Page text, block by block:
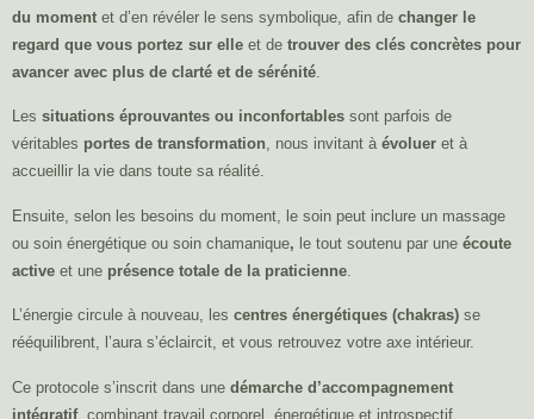
du moment et d’en révéler le sens symbolique, afin de changer le
regard que vous portez sur elle et de trouver des clés concrètes pour
avancer avec plus de clarté et de sérénité
Les situations éprouvantes ou inconfortables sont parfois de
véritables portes de transformation, nous invitant à évoluer et à
accueillir la vie dans toute sa réalité.
Ensuite, selon les besoins du moment, le soin peut inclure un massage
ou soin énergétique ou soin chamanique, le tout soutenu par une écoute
active et une présence totale de la praticienne
L’énergie circule à nouveau, les centres énergétiques (chakras) se
rééquilibrent, l’aura s’éclaircit, et vous retrouvez votre axe intérieur.
Ce protocole s’inscrit dans une démarche d’accompagnement
intégratif, combinant travail corporel, énergétique et introspectif,